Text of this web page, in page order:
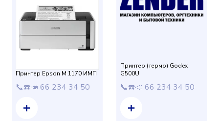
Принтер Epson M 1170 ИМП
📞☎️📣 66 234 34 50
Принтер (термо) Godex
G500U
📞☎️📣 66 234 34 50